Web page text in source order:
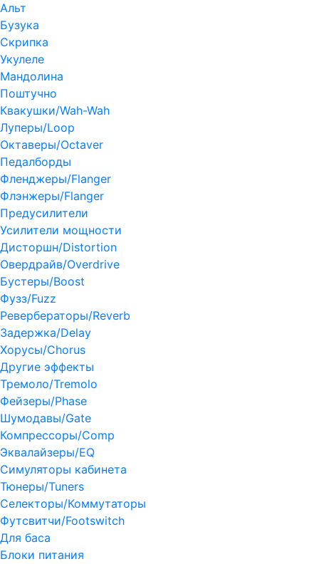
Альт
Бузука
Скрипка
Укулеле
Мандолина
Поштучно
Квакушки/Wah-Wah
Луперы/Loop
Октаверы/Octaver
Педалборды
Фленджеры/Flanger
Флэнжеры/Flanger
Предусилители
Усилители мощности
Дисторшн/Distortion
Овердрайв/Overdrive
Бустеры/Boost
Фузз/Fuzz
Ревербераторы/Reverb
Задержка/Delay
Хорусы/Chorus
Другие эффекты
Тремоло/Tremolo
Фейзеры/Phase
Шумодавы/Gate
Компрессоры/Comp
Эквалайзеры/EQ
Симуляторы кабинета
Тюнеры/Tuners
Селекторы/Коммутаторы
Футсвитчи/Footswitch
Для баса
Блоки питания